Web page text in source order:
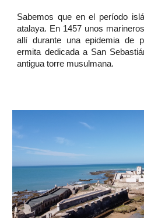
Sabemos que en el período
atalaya. En 1457 unos
allí durante una epidemia de
ermita dedicada a San
antigua torre musulmana.